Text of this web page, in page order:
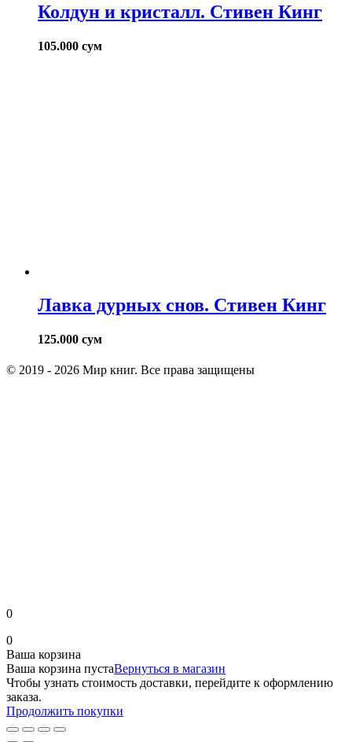
Колдун и кристалл. Стивен Кинг
105.000 сум
Лавка дурных снов. Стивен Кинг
125.000 сум
© 2019 - 2026 Мир книг. Все права защищены
0
0
Ваша корзина
Ваша корзина пустаВернуться в магазин
Чтобы узнать стоимость доставки, перейдите к оформлению
заказа.
Продолжить покупки